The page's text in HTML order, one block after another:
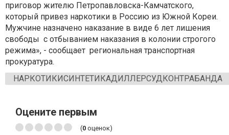
приговор жителю Петропавловска-Камчатского,
который привез наркотики в Россию из Южной Кореи.
Мужчине назначено наказание в виде 6 лет лишения
свободы с отбыванием наказания в колонии строгого
режима», - сообщает региональная транспортная
прокуратура.
НАРКОТИКИСИНТЕТИКАДИЛЛЕРСУДКОНТРАБАНДА
Оцените первым
(0 оценок)